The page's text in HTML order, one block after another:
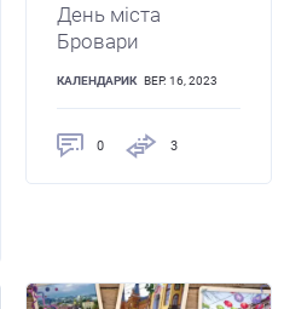
День міста
Бровари
КАЛЕНДАРИК ВЕР. 16, 2023
0 3